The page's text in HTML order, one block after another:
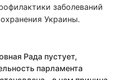
заболеваний
Украины.
Рада пустует,
парламента